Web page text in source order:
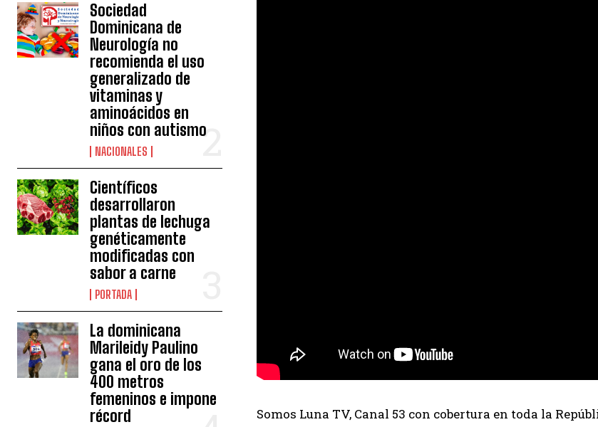
Sociedad
Dominicana de
Neurología no
recomienda el uso
generalizado de
vitaminas y
aminoácidos en
niños con autismo
NACIONALES
Científicos
desarrollaron
plantas de lechuga
genéticamente
modificadas con
sabor a carne
PORTADA
La dominicana
Marileidy Paulino
gana el oro de los
400 metros
femeninos e impone
récord
Somos Luna TV, Canal 53 con cobertura en toda la